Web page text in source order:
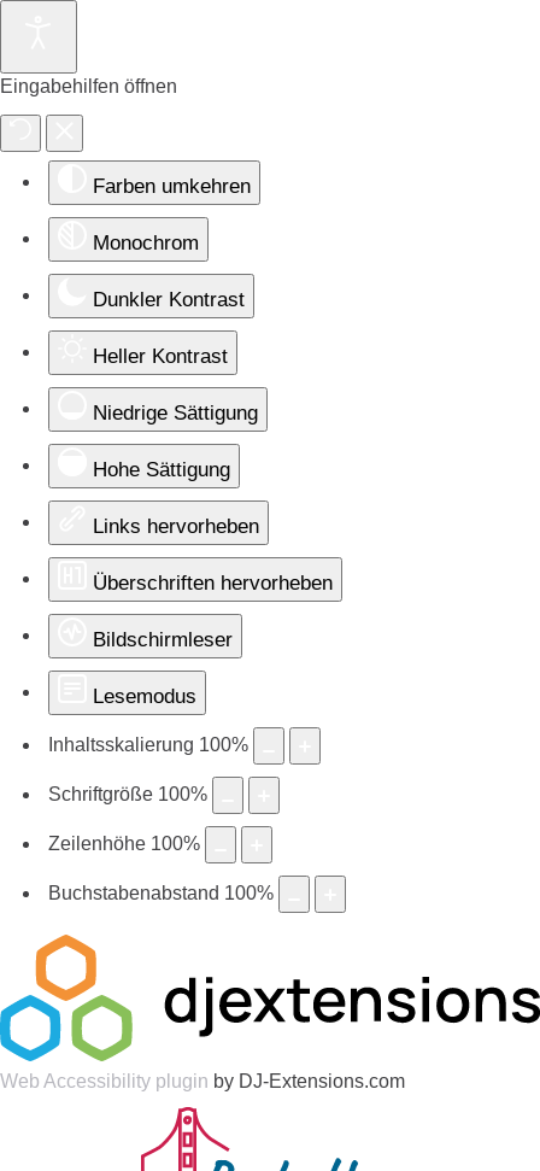
Eingabehilfen öffnen
Farben umkehren
Monochrom
Dunkler Kontrast
Heller Kontrast
Niedrige Sättigung
Hohe Sättigung
Links hervorheben
Überschriften hervorheben
Bildschirmleser
Lesemodus
Inhaltsskalierung 100%
Schriftgröße 100%
Zeilenhöhe 100%
Buchstabenabstand 100%
Web Accessibility plugin by DJ-Extensions.com